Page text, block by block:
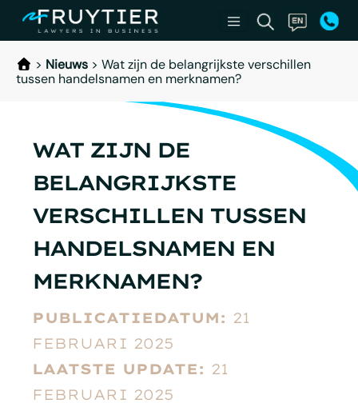
> Nieuws > Wat zijn de belangrijkste verschillen
tussen handelsnamen en merknamen?
WAT ZIJN DE
BELANGRIJKSTE
VERSCHILLEN TUSSEN
HANDELSNAMEN EN
MERKNAMEN?
PUBLICATIEDATUM: 21
FEBRUARI 2025
LAATSTE UPDATE: 21
FEBRUARI 2025